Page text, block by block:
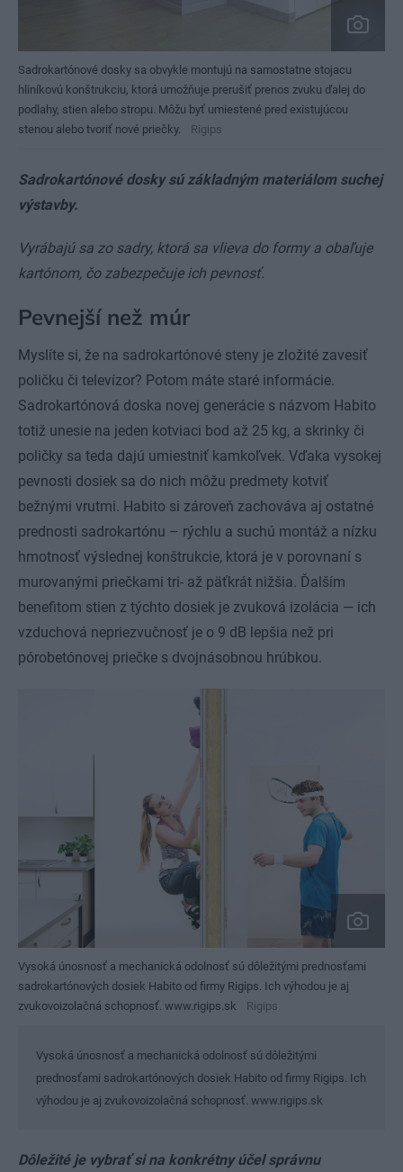
Sadrokartónové dosky sa obvykle montujú na samostatne stojacu
hliníkovú konštrukciu, ktorá umožňuje prerušiť prenos zvuku ďalej do
podlahy, stien alebo stropu. Môžu byť umiestené pred existujúcou
stenou alebo tvoriť nové priečky.
Rigips
Sadrokartónové dosky sú základným materiálom suchej
výstavby.
Vyrábajú sa zo sadry, ktorá sa vlieva do formy a obaľuje
kartónom, čo zabezpečuje ich pevnosť.
Pevnejší než múr
Myslíte si, že na sadrokartónové steny je zložité zavesiť
poličku či televízor? Potom máte staré informácie.
Sadrokartónová doska novej generácie s názvom Habito
totiž unesie na jeden kotviaci bod až 25 kg, a skrinky či
poličky sa teda dajú umiestniť kamkoľvek. Vďaka vysokej
pevnosti dosiek sa do nich môžu predmety kotviť
bežnými vrutmi. Habito si zároveň zachováva aj ostatné
prednosti sadrokartónu – rýchlu a suchú montáž a nízku
hmotnosť výslednej konštrukcie, ktorá je v porovnaní s
murovanými priečkami tri- až päťkrát nižšia. Ďalším
benefitom stien z týchto dosiek je zvuková izolácia — ich
vzduchová nepriezvučnosť je o 9 dB lepšia než pri
pórobetónovej priečke s dvojnásobnou hrúbkou.
Vysoká únosnosť a mechanická odolnosť sú dôležitými prednosťami
sadrokartónových dosiek Habito od firmy Rigips. Ich výhodou je aj
zvukovoizolačná schopnosť. www.rigips.sk
Rigips
Vysoká únosnosť a mechanická odolnosť sú dôležitými
prednosťami sadrokartónových dosiek Habito od firmy Rigips. Ich
výhodou je aj zvukovoizolačná schopnosť. www.rigips.sk
Dôležité je vybrať si na konkrétny účel správnu